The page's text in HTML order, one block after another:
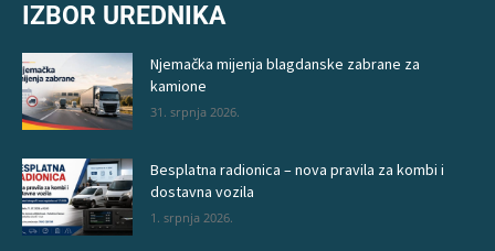
IZBOR UREDNIKA
Njemačka mijenja blagdanske zabrane za
kamione
31. srpnja 2026.
Besplatna radionica – nova pravila za kombi i
dostavna vozila
1. srpnja 2026.